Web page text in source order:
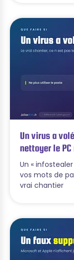
Un virus a
nettoyer le
Un «
vos mots de
vrai chantier